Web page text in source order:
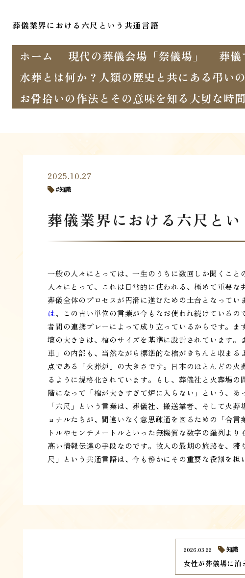
葬儀業界における六尺という共通言語
ホーム 現代の葬儀会場「祭儀場」 葬儀
水葬とは何か？人類の歴史と共にある弔い
お骨拾いの作法とその意味を知る大切な時間
2025.10.27
知識
葬儀業界における六尺と
一般の人々にとっては、一生のうちに数回しか聞くこ
人々にとって、これは日常的に使われる、極めて重要な
葬儀全体のプロセスが円滑に進むための土台となってい
は、この古い単位の言葉が今もなお使われ続けている
者間の連携プレーによって成り立っているからです。
壇の大きさは、棺のサイズを基準に設計されています
車」の内部も、当然ながら標準的な棺がきちんと収ま
点である「火葬炉」の大きさです。日本のほとんどの
るように規格化されています。もし、葬儀社と火葬場
階になって「棺が大きすぎて炉に入らない」という、あ
「六尺」という言葉は、葬儀社、搬送業者、そして火
ョナルたちが、間違いなく意思疎通を図るための「合
トルやセンチメートルといった無機質な数字の羅列よ
高い情報伝達の手段なのです。故人の最期の旅路を、
尺」という共通言語は、今も静かにその重要な役割を担
女性が葬儀場に泊
2026.03.22 知識